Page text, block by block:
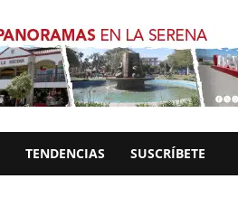
TENDENCIAS SUSCRÍBETE